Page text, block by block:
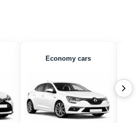
Economy cars